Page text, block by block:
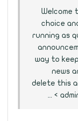
Welcome
choice
running as
way to
news
delete this